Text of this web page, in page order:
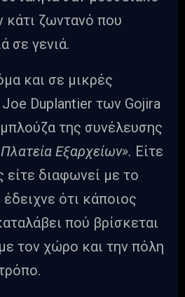
κάτι ζωντανό που
σε γενιά.
και σε μικρές
Duplantier των Gojira
της συνέλευσης
Εξαρχείων». Είτε
είτε διαφωνεί με το
ότι κάποιος
πού βρίσκεται
τον χώρο και την πόλη